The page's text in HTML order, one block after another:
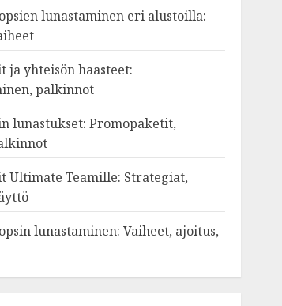
lunastaminen eri alustoilla:
ja yhteisön haasteet:
palkinnot
lunastukset: Promopaketit,
Ultimate Teamille: Strategiat,
lunastaminen: Vaiheet, ajoitus,